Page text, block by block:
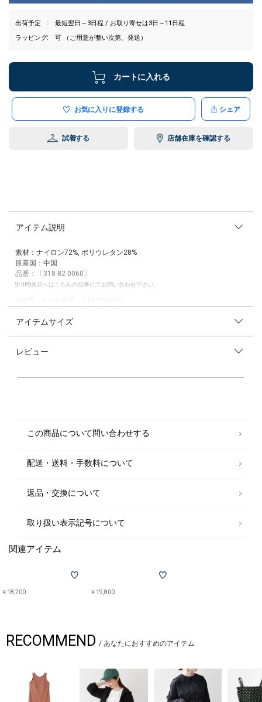
出荷予定
最短翌日～3日程 / お取り寄せは3日～11日程
ラッピング
可 （ご用意が整い次第、発送）
カートに入れる
お気に入りに登録する シェア
試着する 店舗在庫を確認する
アイテム説明
素材：ナイロン72%, ポリウレタン28%
原産国：中国
品番：〔318-82-0060〕
SHIPS各店へはこちらの品番にてお問い合わせ下さい。
※末永く愛用頂く為に、アテンションタグ・洗濯ネームを必ずご確認の
アイテムサイズ
レビュー
この商品について問い合わせする
配送・送料・手数料について
返品・交換について
取り扱い表示記号について
関連アイテム
￥18,700 ￥19,800
RECOMMEND / あなたにおすすめのアイテム